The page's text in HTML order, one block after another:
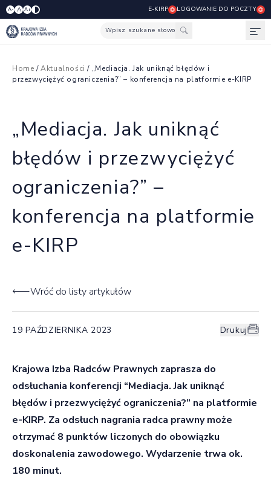
A- A A+ E-KIRP LOGOWANIE DO POCZTY
Wpisz szukane słowo
Home /Aktualności / „Mediacja. Jak uniknąć błędów i
przezwyciężyć ograniczenia?” – konferencja na platformie e-KIRP
„Mediacja. Jak uniknąć
błędów i przezwyciężyć
ograniczenia?” –
konferencja na platformie
e-KIRP
Wróć do listy artykułów
19 PAŹDZIERNIKA 2023 Drukuj
Krajowa Izba Radców Prawnych zaprasza do
odsłuchania konferencji “Mediacja. Jak uniknąć
błędów i przezwyciężyć ograniczenia?” na platformie
e-KIRP. Za odsłuch nagrania radca prawny może
otrzymać 8 punktów liczonych do obowiązku
doskonalenia zawodowego. Wydarzenie trwa ok.
180 minut.